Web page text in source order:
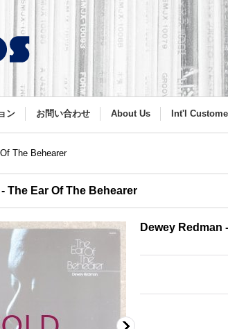
ン お問い合わせ About Us Int'l
The Behearer
The Ear Of The Behearer
Dewey Redman